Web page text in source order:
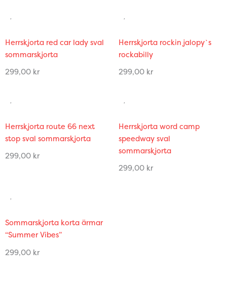
Herrskjorta red car lady sval
sommarskjorta
299,00 kr
Herrskjorta rockin jalopy`s
rockabilly
299,00 kr
Herrskjorta route 66 next
stop sval sommarskjorta
299,00 kr
Herrskjorta word camp
speedway sval
sommarskjorta
299,00 kr
Sommarskjorta korta ärmar
“Summer Vibes”
299,00 kr